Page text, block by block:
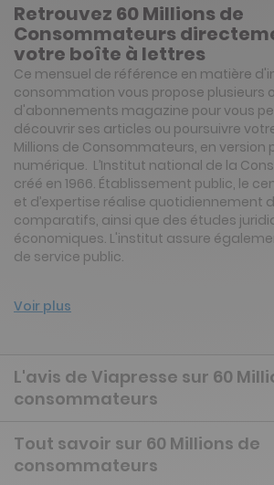
Retrouvez 60 Millions de
Consommateurs
votre boîte à lettres
Ce mensuel de référence en matière
consommation vous propose plusieurs
d'abonnements magazine pour vous
découvrir ses articles ou poursuivre
Millions de Consommateurs, en version
numérique. L’Institut national de la
créé en 1966. Établissement public, le
et d’expertise réalise quotidiennement
comparatifs, ainsi que des études
économiques. L'institut assure
de service public.
Voir plus
L'avis de Viapresse sur 60
consommateurs
Tout savoir sur 60 Millions de
consommateurs